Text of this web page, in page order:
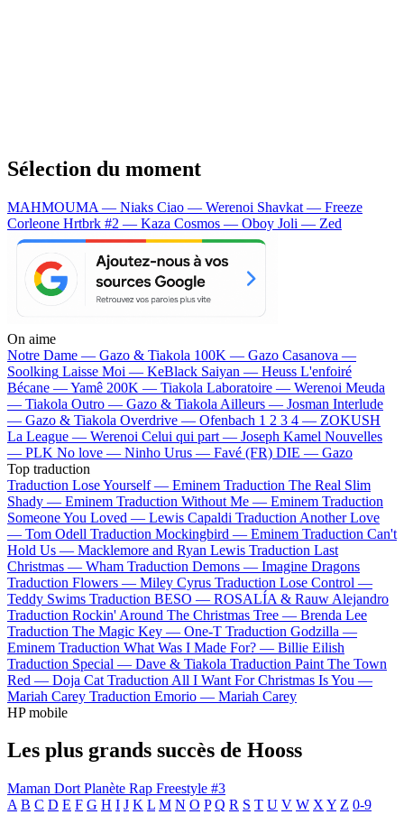
Sélection du moment
MAHMOUMA — Niaks Ciao — Werenoi Shavkat — Freeze
Corleone Hrtbrk #2 — Kaza Cosmos — Oboy Joli — Zed
On aime
Notre Dame — Gazo & Tiakola 100K — Gazo Casanova —
Soolking Laisse Moi — KeBlack Saiyan — Heuss L'enfoiré
Bécane —Yamê 200K — Tiakola Laboratoire — Werenoi Meuda
— Tiakola Outro — Gazo & Tiakola Ailleurs — Josman Interlude
— Gazo & Tiakola Overdrive — Ofenbach 1 2 3 4 — ZOKUSH
La League — Werenoi Celui qui part — Joseph Kamel Nouvelles
— PLK No love — Ninho Urus — Favé (FR) DIE — Gazo
Top traduction
Traduction Lose Yourself — Eminem Traduction The Real Slim
Shady — Eminem Traduction Without Me — Eminem Traduction
Someone You Loved — Lewis Capaldi Traduction Another Love
— Tom Odell Traduction Mockingbird — Eminem Traduction Can't
Hold Us — Macklemore and Ryan Lewis Traduction Last
Christmas — Wham Traduction Demons — Imagine Dragons
Traduction Flowers — Miley Cyrus Traduction Lose Control —
Teddy Swims Traduction BESO — ROSALÍA & Rauw Alejandro
Traduction Rockin' Around The Christmas Tree — Brenda Lee
Traduction The Magic Key — One-T Traduction Godzilla —
Eminem Traduction What Was I Made For? — Billie Eilish
Traduction Special — Dave & Tiakola Traduction Paint The Town
Red — Doja Cat Traduction All I Want For Christmas Is You —
Mariah Carey Traduction Emorio — Mariah Carey
HP mobile
Les plus grands succès de Hooss
Maman Dort Planète Rap Freestyle #3
A B C D E F G H I J K L M N O P Q R S T U V W X Y Z 0-9